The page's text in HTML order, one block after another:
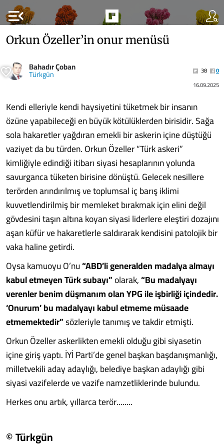
menu_open
Orkun Özeller’in onur menüsü
Bahadır Çoban
Türkgün 38
0
16.09.2025
Kendi elleriyle kendi haysiyetini tüketmek bir insanın
özüne yapabileceği en büyük kötülüklerden birisidir. Sağa
sola hakaretler yağdıran emekli bir askerin içine düştüğü
vaziyet da bu türden. Orkun Özeller “Türk askeri”
kimliğiyle edindiği itibarı siyasi hesaplarının yolunda
savurganca tüketen birisine dönüştü. Gelecek nesillere
terörden arındırılmış ve toplumsal iç barış iklimi
kuvvetlendirilmiş bir memleket bırakmak için elini değil
gövdesini taşın altına koyan siyasi liderlere eleştiri dozajını
aşan küfür ve hakaretlerle saldırarak kendisini patolojik bir
vaka haline getirdi.
Oysa kamuoyu O’nu“ABD’li generalden madalya almayı
kabul etmeyen Türk subayı”olarak,“Bu madalyayı
verenler benim düşmanım olan YPG ile işbirliği içindedir.
‘Onurum’ bu madalyayı kabul etmeme müsaade
etmemektedir”sözleriyle tanımış ve takdir etmişti.
Orkun Özeller askerlikten emekli olduğu gibi siyasetin
içine giriş yaptı. İYİ Parti’de genel başkan başdanışmanlığı,
milletvekili aday adaylığı, belediye başkan adaylığı gibi
siyasi vazifelerde ve vazife namzetliklerinde bulundu.
Herkes onu artık, yıllarca terör........
© Türkgün